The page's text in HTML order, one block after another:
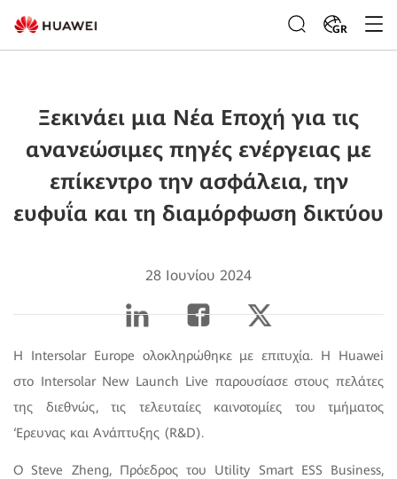
GR
Ξεκινάει μια Νέα Εποχή για τις
ανανεώσιμες πηγές ενέργειας με
επίκεντρο την ασφάλεια, την
ευφυΐα και τη διαμόρφωση δικτύου
28 Ιουνίου 2024
Η Intersolar Europe ολοκληρώθηκε με επιτυχία. Η Huawei
στο Intersolar New Launch Live παρουσίασε στους πελάτες
της διεθνώς, τις τελευταίες καινοτομίες του τμήματος
‘Ερευνας και Ανάπτυξης (R&D).
Ο Steve Zheng, Πρόεδρος του Utility Smart ESS Business,